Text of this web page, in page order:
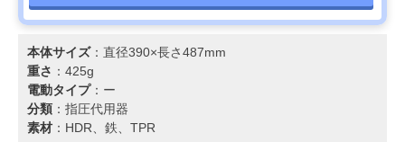
本体サイズ：直径390×長さ487mm
重さ ：425g
電動タイプ：ー
分類 ：指圧代用器
素材 ：HDR、鉄、TPR